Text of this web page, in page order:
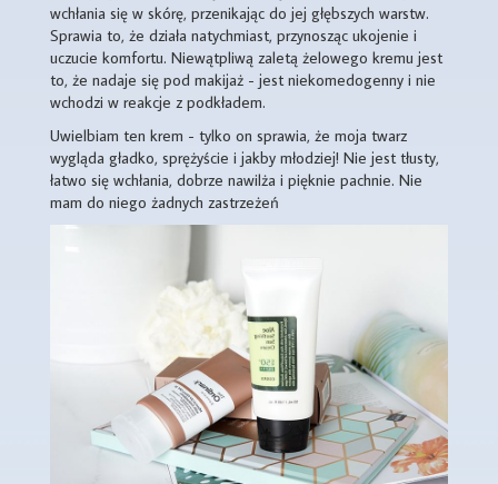
wchłania się w skórę, przenikając do jej głębszych warstw.
Sprawia to, że działa natychmiast, przynosząc ukojenie i
uczucie komfortu. Niewątpliwą zaletą żelowego kremu jest
to, że nadaje się pod makijaż - jest niekomedogenny i nie
wchodzi w reakcje z podkładem.
Uwielbiam ten krem - tylko on sprawia, że moja twarz
wygląda gładko, sprężyście i jakby młodziej! Nie jest tłusty,
łatwo się wchłania, dobrze nawilża i pięknie pachnie. Nie
mam do niego żadnych zastrzeżeń